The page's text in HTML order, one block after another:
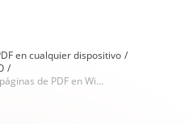
en cualquier dispositivo
Proteger PDF de la copia y extraer páginas de PDF en Windows